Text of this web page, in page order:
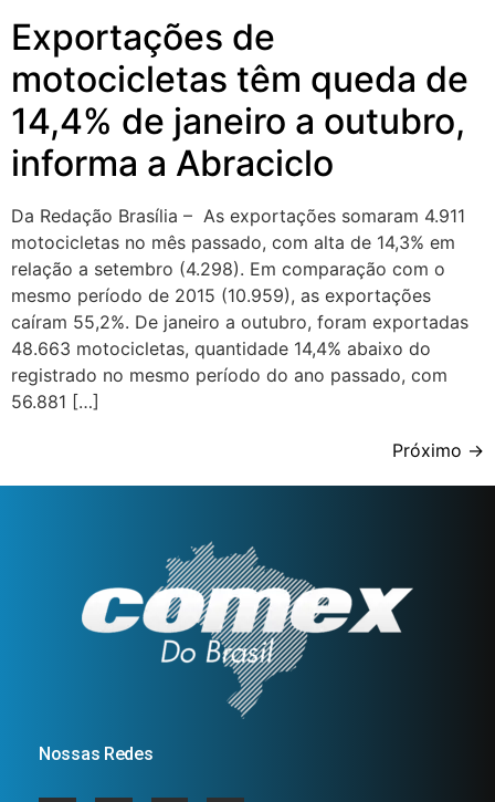
Exportações de
motocicletas têm queda de
14,4% de janeiro a outubro,
informa a Abraciclo
Da Redação Brasília – As exportações somaram 4.911
motocicletas no mês passado, com alta de 14,3% em
relação a setembro (4.298). Em comparação com o
mesmo período de 2015 (10.959), as exportações
caíram 55,2%. De janeiro a outubro, foram exportadas
48.663 motocicletas, quantidade 14,4% abaixo do
registrado no mesmo período do ano passado, com
56.881 […]
Próximo →
Nossas Redes